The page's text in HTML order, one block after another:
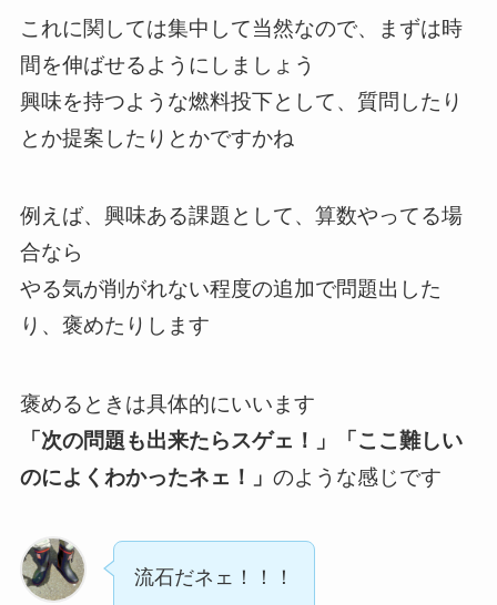
これに関しては集中して当然なので、まずは時
間を伸ばせるようにしましょう
興味を持つような燃料投下として、質問したり
とか提案したりとかですかね
例えば、興味ある課題として、算数やってる場
合なら
やる気が削がれない程度の追加で問題出した
り、褒めたりします
褒めるときは具体的にいいます
「次の問題も出来たらスゲェ！」「ここ難しい
のによくわかったネェ！」 のような感じです
流石だネェ！！！